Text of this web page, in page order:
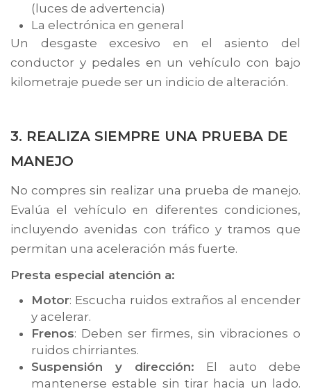
(luces de advertencia)
La electrónica en general
Un desgaste excesivo en el asiento del
conductor y pedales en un vehículo con bajo
kilometraje puede ser un indicio de alteración.
3. REALIZA SIEMPRE UNA PRUEBA DE
MANEJO
No compres sin realizar una prueba de manejo.
Evalúa el vehículo en diferentes condiciones,
incluyendo avenidas con tráfico y tramos que
permitan una aceleración más fuerte.
Presta especial atención a:
Motor: Escucha ruidos extraños al encender
y acelerar.
Frenos: Deben ser firmes, sin vibraciones o
ruidos chirriantes.
Suspensión y dirección: El auto debe
mantenerse estable sin tirar hacia un lado.